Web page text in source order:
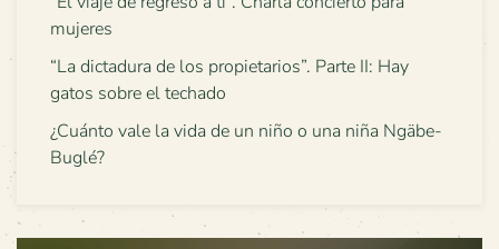
mujeres
“La dictadura de los propietarios”. Parte II: Hay
gatos sobre el techado
¿Cuánto vale la vida de un niño o una niña Ngäbe-
Buglé?